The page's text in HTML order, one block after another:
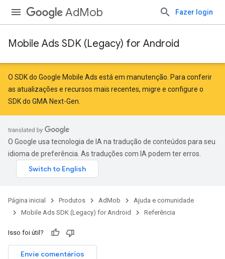
AdMob Fazer login
Mobile Ads SDK (Legacy) for Android
O SDK do Google Mobile Ads está em manutenção. Para conferir
as atualizações e recursos mais recentes, migre e configure o
SDK do GMA Next-Gen
O Google usa tecnologia de IA na tradução de conteúdos para seu
idioma de preferência. As traduções com IA podem ter erros.
Página inicial Produtos AdMob
Ajuda e comunidade
Mobile Ads SDK (Legacy) for Android
Referência
Isso foi útil?
Envie comentários